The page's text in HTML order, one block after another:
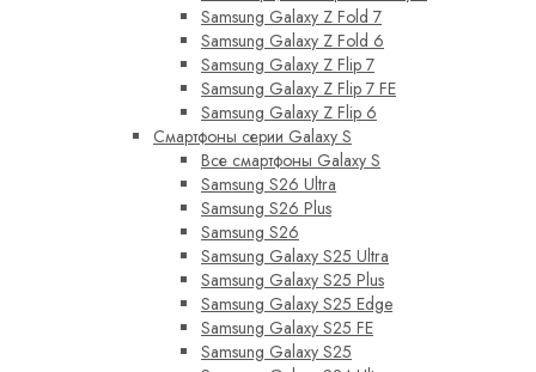
Samsung Galaxy Z Fold 7
Samsung Galaxy Z Fold 6
Samsung Galaxy Z Flip 7
Samsung Galaxy Z Flip 7 FE
Samsung Galaxy Z Flip 6
Смартфоны серии Galaxy S
Все смартфоны Galaxy S
Samsung S26 Ultra
Samsung S26 Plus
Samsung S26
Samsung Galaxy S25 Ultra
Samsung Galaxy S25 Plus
Samsung Galaxy S25 Edge
Samsung Galaxy S25 FE
Samsung Galaxy S25